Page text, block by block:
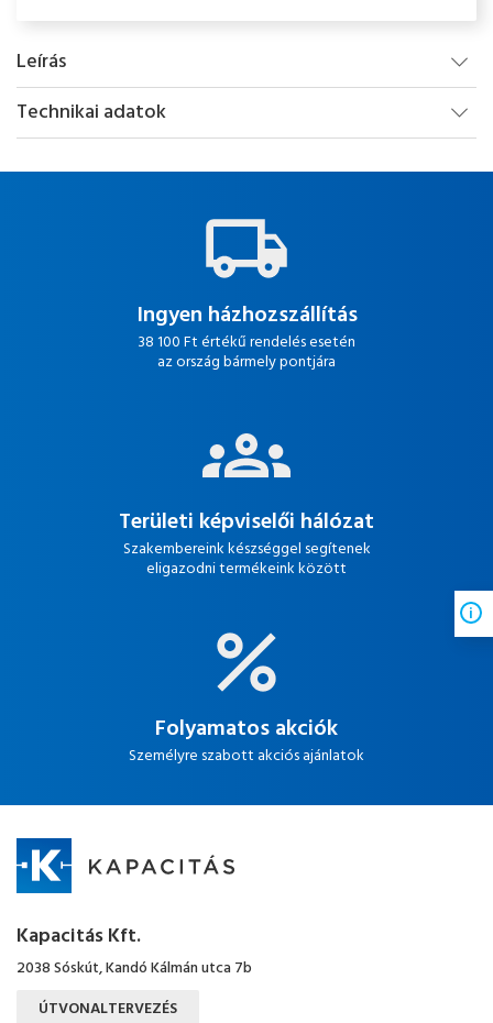
Leírás
Technikai adatok
Ingyen házhozszállítás
38 100 Ft értékű rendelés esetén
az ország bármely pontjára
Területi képviselői hálózat
Szakembereink készséggel segítenek
eligazodni termékeink között
Folyamatos akciók
Személyre szabott akciós ajánlatok
Kapacitás Kft.
2038 Sóskút, Kandó Kálmán utca 7b
ÚTVONALTERVEZÉS